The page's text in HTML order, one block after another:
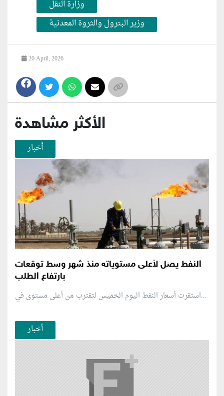
وزارة النقل
وزير البترول والثروة المعدنية
20 April, 2026
الأكثر مشاهدة
أخبار
النفط يصل لأعلى مستوياته منذ شهر وسط توقعات
بارتفاع الطلب
استقرت أسعار النفط اليوم الخميس لتقترب من أعلى مستوى في...
أخبار